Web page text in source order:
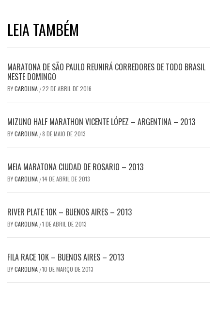
LEIA TAMBÉM
MARATONA DE SÃO PAULO REUNIRÁ CORREDORES DE TODO BRASIL
NESTE DOMINGO
BYCAROLINA /22 DE ABRIL DE 2016
MIZUNO HALF MARATHON VICENTE LÓPEZ – ARGENTINA – 2013
BYCAROLINA /8 DE MAIO DE 2013
MEIA MARATONA CIUDAD DE ROSARIO – 2013
BYCAROLINA /14 DE ABRIL DE 2013
RIVER PLATE 10K – BUENOS AIRES – 2013
BYCAROLINA /1 DE ABRIL DE 2013
FILA RACE 10K – BUENOS AIRES – 2013
BYCAROLINA /10 DE MARÇO DE 2013